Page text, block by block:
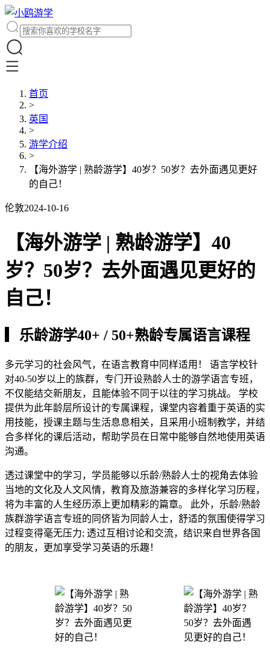
首页
>
英国
>
游学介绍
>
【海外游学 | 熟龄游学】40岁？50岁？去外面遇见更好
的自己！
伦敦2024-10-16
【海外游学 | 熟龄游学】40
岁？50岁？去外面遇见更好的
自己！
▎乐龄游学40+ / 50+熟龄专属语言课程
多元学习的社会风气，在语言教育中同样适用！ 语言学校针
对40-50岁以上的族群，专门开设熟龄人士的游学语言专班，
不仅能结交新朋友，且能体验不同于以往的学习挑战。 学校
提供为此年龄层所设计的专属课程，课堂内容着重于英语的实
用技能，授课主题与生活息息相关，且采用小班制教学，并结
合多样化的课后活动，帮助学员在日常中能够自然地使用英语
沟通。
透过课堂中的学习，学员能够以乐龄/熟龄人士的视角去体验
当地的文化及人文风情，教育及旅游兼容的多样化学习历程，
将为丰富的人生经历添上更加精彩的篇章。 此外，乐龄/熟龄
族群游学语言专班的同侪皆为同龄人士，舒适的氛围使得学习
过程变得毫无压力; 透过互相讨论和交流，结识来自世界各国
的朋友，更加享受学习英语的乐趣！